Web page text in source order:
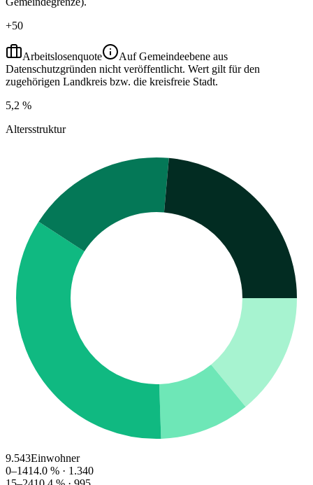
+50
Arbeitslosenquote
Auf Gemeindeebene aus
Datenschutzgründen nicht veröffentlicht. Wert gilt für den
zugehörigen Landkreis bzw. die kreisfreie Stadt.
5,2 %
Altersstruktur
9.543Einwohner
0–1414.0 % · 1.340